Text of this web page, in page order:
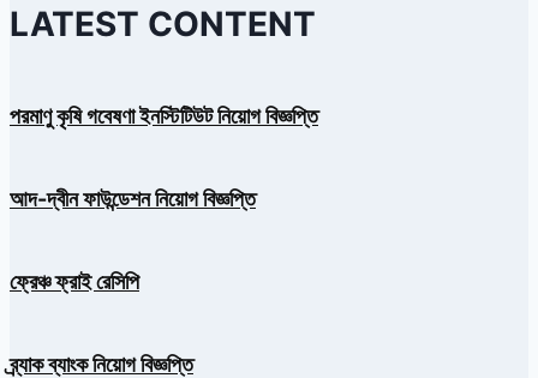
LATEST CONTENT
পরমাণু কৃষি গবেষণা ইনস্টিটিউট নিয়োগ বিজ্ঞপ্তি
আদ-দ্বীন ফাউন্ডেশন নিয়োগ বিজ্ঞপ্তি
ফ্রেঞ্চ ফ্রাই রেসিপি
ব্র্যাক ব্যাংক নিয়োগ বিজ্ঞপ্তি